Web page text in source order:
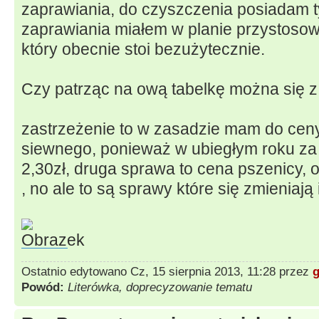
zaprawiania, do czyszczenia posiadam
zaprawiania miałem w planie
który obecnie stoi bezużytecznie.
Czy patrząc na ową tabelkę można się
zastrzeżenie to w zasadzie mam do
siewnego, ponieważ w ubiegłym roku
2,30zł, druga sprawa to cena pszenicy,
, no ale to są sprawy które się
Ostatnio edytowano Cz, 15 sierpnia 2013, 11:28 przez
Powód: Literówka, doprecyzowanie tematu